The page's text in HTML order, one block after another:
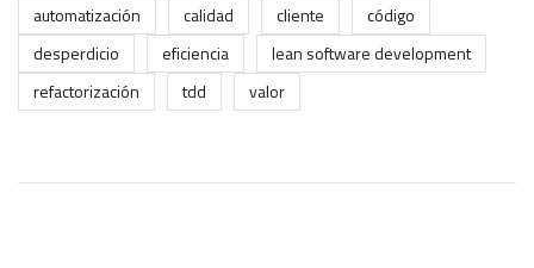
automatización calidad cliente
código
desperdicio
eficiencia
lean software development
refactorización
tdd valor